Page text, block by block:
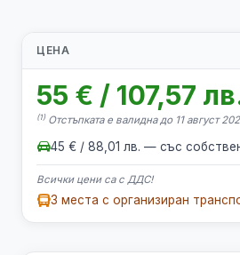
ЦЕНА
55 € / 107,57
(1)Отстъпката е валидна до 11 август
45 € / 88,01 лв. — със
Всички цени са с ДДС!
3 места с организиран